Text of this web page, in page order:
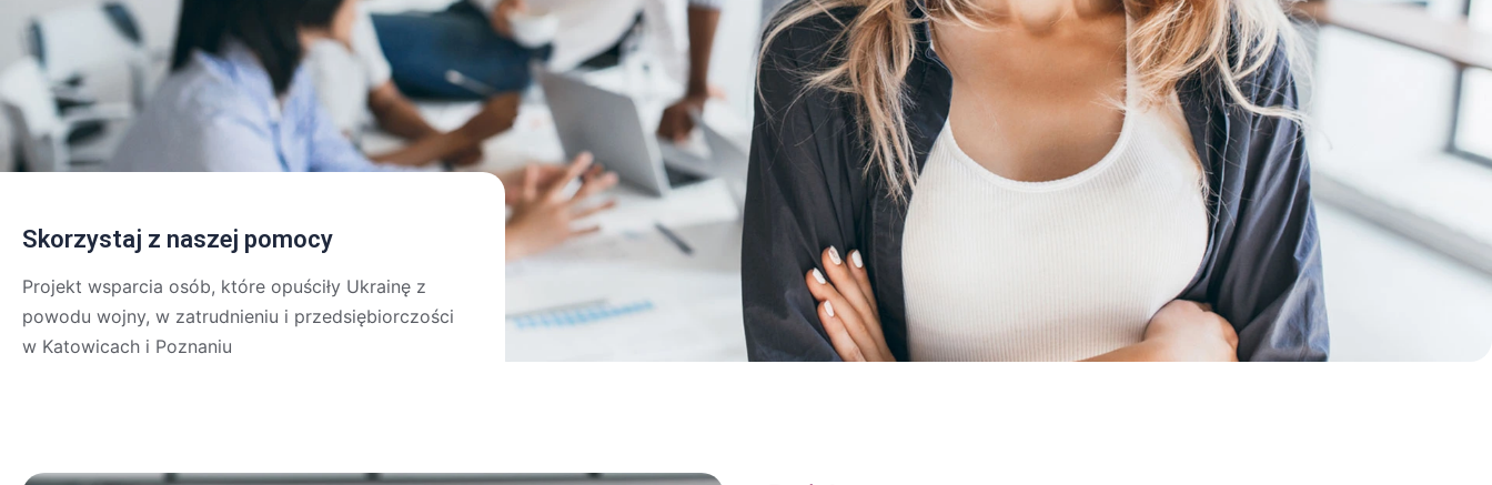
Skorzystaj z naszej pomocy
Projekt wsparcia osób, które opuściły Ukrainę z
powodu wojny, w zatrudnieniu i przedsiębiorczości
w Katowicach i Poznaniu